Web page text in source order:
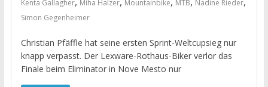
Kenta Gallagher Miha Halzer Mountainbike MTB Nadine Rieder
Simon Gegenheimer
Christian Pfäffle hat seine ersten Sprint-Weltcupsieg nur
knapp verpasst. Der Lexware-Rothaus-Biker verlor das
Finale beim Eliminator in Nove Mesto nur